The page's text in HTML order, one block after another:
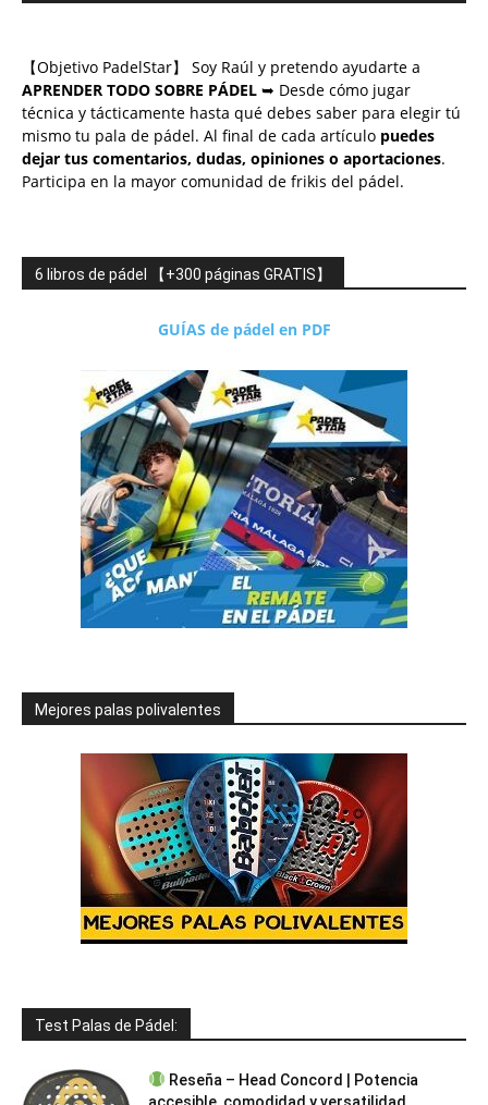
【Objetivo PadelStar】 Soy Raúl y pretendo ayudarte a
APRENDER TODO SOBRE PÁDEL ➥ Desde cómo jugar
técnica y tácticamente hasta qué debes saber para elegir tú
mismo tu pala de pádel. Al final de cada artículo puedes
dejar tus comentarios, dudas, opiniones o aportaciones.
Participa en la mayor comunidad de frikis del pádel.
6 libros de pádel 【+300 páginas GRATIS】
GUÍAS de pádel en PDF
Mejores palas polivalentes
Test Palas de Pádel:
Reseña – Head Concord | Potencia